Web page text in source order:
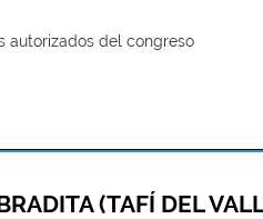
autorizados del congreso
(TAFÍ DEL